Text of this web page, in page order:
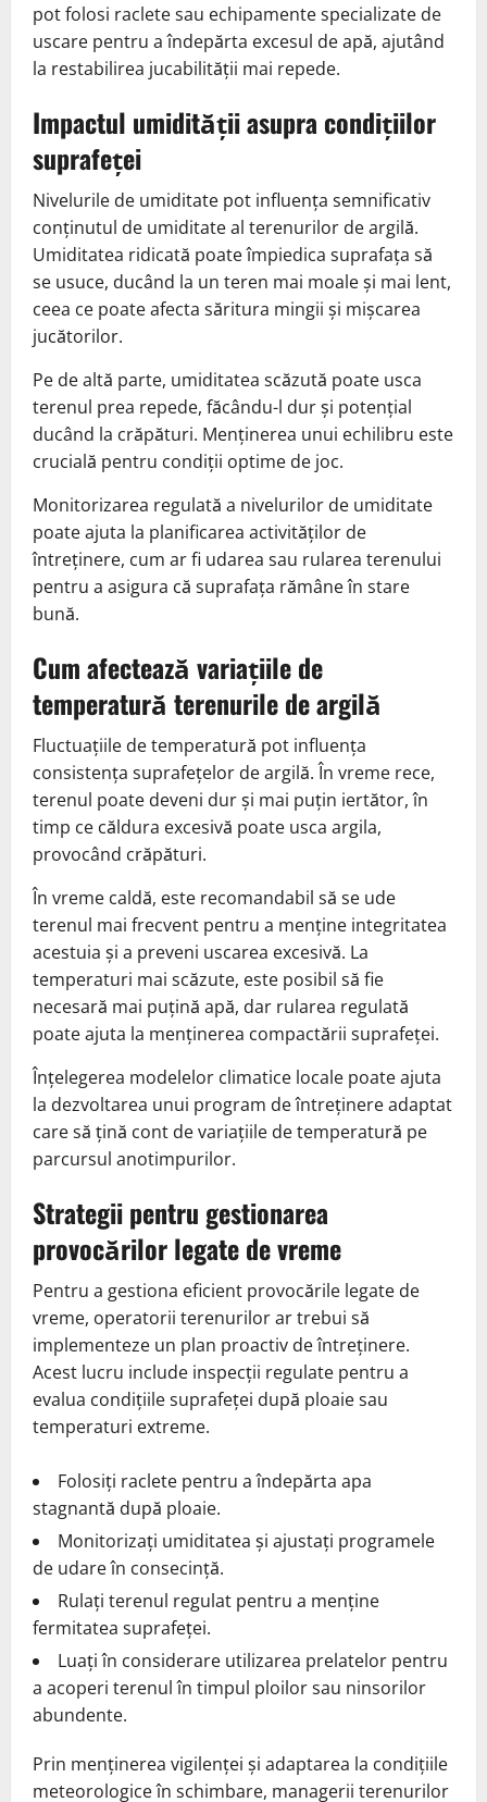
pot folosi raclete sau echipamente specializate de
uscare pentru a îndepărta excesul de apă, ajutând
la restabilirea jucabilității mai repede.
Impactul umidității asupra condițiilor
suprafeței
Nivelurile de umiditate pot influența semnificativ
conținutul de umiditate al terenurilor de argilă.
Umiditatea ridicată poate împiedica suprafața să
se usuce, ducând la un teren mai moale și mai lent,
ceea ce poate afecta săritura mingii și mișcarea
jucătorilor.
Pe de altă parte, umiditatea scăzută poate usca
terenul prea repede, făcându-l dur și potențial
ducând la crăpături. Menținerea unui echilibru este
crucială pentru condiții optime de joc.
Monitorizarea regulată a nivelurilor de umiditate
poate ajuta la planificarea activităților de
întreținere, cum ar fi udarea sau rularea terenului
pentru a asigura că suprafața rămâne în stare
bună.
Cum afectează variațiile de
temperatură terenurile de argilă
Fluctuațiile de temperatură pot influența
consistența suprafețelor de argilă. În vreme rece,
terenul poate deveni dur și mai puțin iertător, în
timp ce căldura excesivă poate usca argila,
provocând crăpături.
În vreme caldă, este recomandabil să se ude
terenul mai frecvent pentru a menține integritatea
acestuia și a preveni uscarea excesivă. La
temperaturi mai scăzute, este posibil să fie
necesară mai puțină apă, dar rularea regulată
poate ajuta la menținerea compactării suprafeței.
Înțelegerea modelelor climatice locale poate ajuta
la dezvoltarea unui program de întreținere adaptat
care să țină cont de variațiile de temperatură pe
parcursul anotimpurilor.
Strategii pentru gestionarea
provocărilor legate de vreme
Pentru a gestiona eficient provocările legate de
vreme, operatorii terenurilor ar trebui să
implementeze un plan proactiv de întreținere.
Acest lucru include inspecții regulate pentru a
evalua condițiile suprafeței după ploaie sau
temperaturi extreme.
Folosiți raclete pentru a îndepărta apa
stagnantă după ploaie.
Monitorizați umiditatea și ajustați programele
de udare în consecință.
Rulați terenul regulat pentru a menține
fermitatea suprafeței.
Luați în considerare utilizarea prelatelor pentru
a acoperi terenul în timpul ploilor sau ninsorilor
abundente.
Prin menținerea vigilenței și adaptarea la condițiile
meteorologice în schimbare, managerii terenurilor